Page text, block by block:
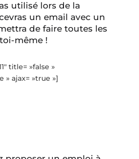
utilisé lors de la
un email avec un
de faire toutes les
même !
title= »false »
» ajax= »true »]